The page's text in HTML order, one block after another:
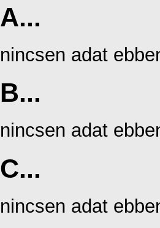
A...
nincsen adat
B...
nincsen adat
C...
nincsen adat